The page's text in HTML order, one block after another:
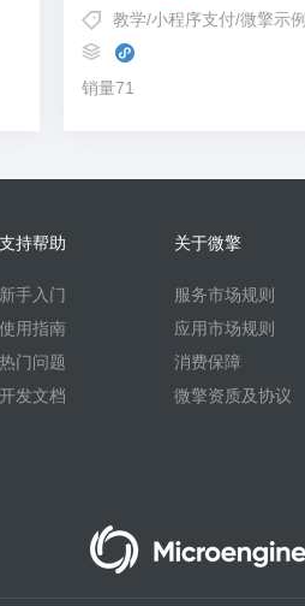
教学/小程序支付/微擎示例
销量71
支持帮助
新手入门
使用指南
热门问题
开发文档
关于微擎
服务市场规则
应用市场规则
消费保障
微擎资质及协议